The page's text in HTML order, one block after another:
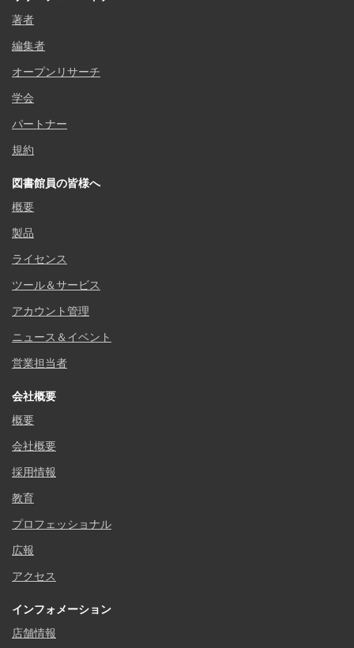
著者
編集者
オープンリサーチ
学会
パートナー
規約
図書館員の皆様へ
概要
製品
ライセンス
ツール＆サービス
アカウント管理
ニュース＆イベント
営業担当者
会社概要
概要
会社概要
採用情報
教育
プロフェッショナル
広報
アクセス
インフォメーション
店舗情報